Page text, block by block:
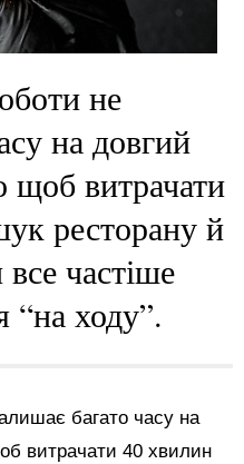
не
на довгий
щоб витрачати
ресторану й
частіше
ходу”.
багато часу на
витрачати 40 хвилин